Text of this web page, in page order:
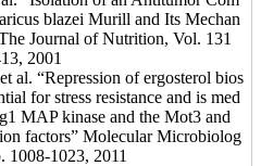
blazei Murill and Its Mechan
Journal of Nutrition, Vol. 131
2001
al. “Repression of ergosterol bios
for stress resistance and is med
MAP kinase and the Mot3 and
factors” Molecular Microbiolog
1008-1023, 2011